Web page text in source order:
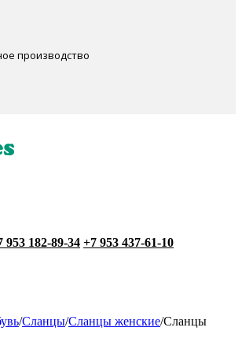
производство
953 182-89-34 +7 953 437-61-10
/Сланцы/Сланцы женские/Сланцы